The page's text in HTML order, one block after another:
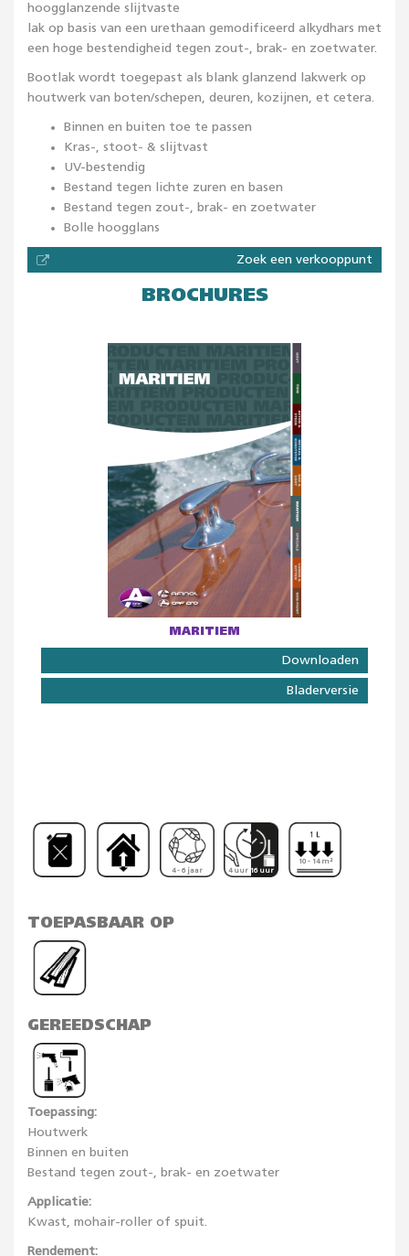
hoogglanzende slijtvaste
lak op basis van een urethaan gemodificeerd alkydhars met
een hoge bestendigheid tegen zout-, brak- en zoetwater.
Bootlak wordt toegepast als blank glanzend lakwerk op
houtwerk van boten/schepen, deuren, kozijnen, et cetera.
Binnen en buiten toe te passen
Kras-, stoot- & slijtvast
UV-bestendig
Bestand tegen lichte zuren en basen
Bestand tegen zout-, brak- en zoetwater
Bolle hoogglans
Zoek een verkooppunt
BROCHURES
MARITIEM
Downloaden
Bladerversie
4 - 6 jaar 4 uur 16 uur
10 - 14 m²
TOEPASBAAR OP
GEREEDSCHAP
Toepassing:
Houtwerk
Binnen en buiten
Bestand tegen zout-, brak- en zoetwater
Applicatie:
Kwast, mohair-roller of spuit.
Rendement: